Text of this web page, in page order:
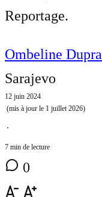
Reportage.
Ombeline
Sarajevo
12 juin 2024
(mis à jour le 1 juillet 2026)
⋅
7 min de lecture
0